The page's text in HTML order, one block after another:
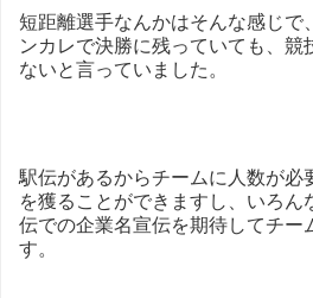
短距離選手なんかはそんな感じで
ンカレで決勝に残っていても、競
ないと言っていました。
駅伝があるからチームに人数が必
を獲ることができますし、いろん
伝での企業名宣伝を期待してチー
す。